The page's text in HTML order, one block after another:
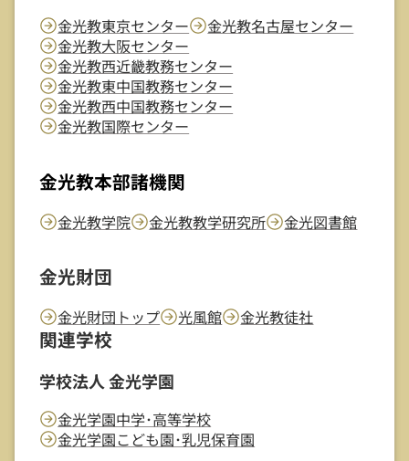
金光教東京センター
金光教名古屋センター
金光教大阪センター
金光教西近畿教務センター
金光教東中国教務センター
金光教西中国教務センター
金光教国際センター
金光教本部諸機関
金光教学院 金光教教学研究所 金光図書館
金光財団
金光財団トップ 光風館 金光教徒社
関連学校
学校法人 金光学園
金光学園中学･高等学校
金光学園こども園･乳児保育園